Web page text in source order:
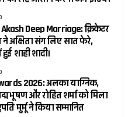
Deep Marriage: क्रिकेटर
अक्षिता संग लिए सात फेरे,
शाही शादी।
2026: अलका याग्निक,
भूषण और रोहित शर्मा को मिला
मुर्मू ने किया सम्मानित